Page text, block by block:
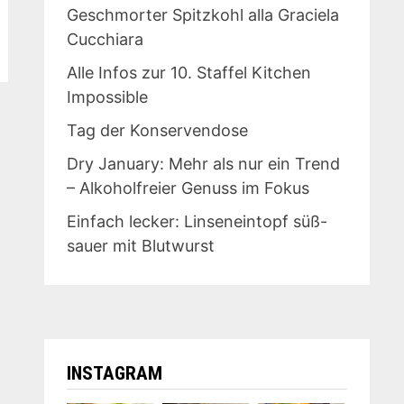
Geschmorter Spitzkohl alla Graciela
Cucchiara
Alle Infos zur 10. Staffel Kitchen
Impossible
Tag der Konservendose
Dry January: Mehr als nur ein Trend
– Alkoholfreier Genuss im Fokus
Einfach lecker: Linseneintopf süß-
sauer mit Blutwurst
INSTAGRAM